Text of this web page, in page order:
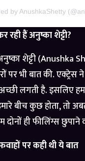
by AnushkaShetty
रही हैं अनुष्का शेट्टी?
शेट्टी (Anushka
भी बात की. एक्ट्रेस ने
लगती है. इसलिए
बीच कुछ होता, तो
दोनों ही फीलिंग्स छुपाने
पर कही थी ये बात